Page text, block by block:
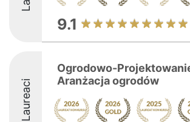
9.1
Laureaci
Ogrodowo-
Aranżacja ogrodów